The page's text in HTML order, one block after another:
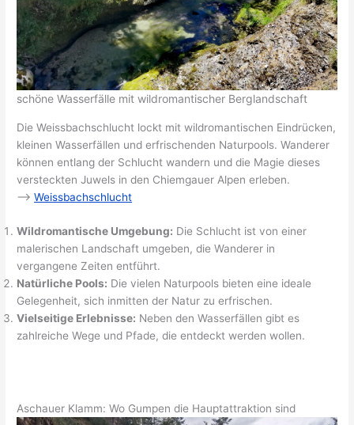
schöne Wasserfälle mit wildromantischer Berglandschaft
Die Weissbachschlucht lockt mit wildromantischen Eindrücken,
kleinen Wasserfällen und erfrischenden Naturpools. Wanderer
können entlang der Schlucht wandern und die Magie dieses
versteckten Juwels in den Chiemgauer Alpen erleben.
–>Weissbachschlucht
Wildromantische Umgebung: Die Schlucht ist von einer
malerischen Landschaft umgeben, die Wanderer in
vergangene Zeiten entführt.
Natürliche Pools: Die vielen Naturpools bieten eine ideale
Gelegenheit, sich inmitten der Natur zu erfrischen.
Vielseitige Erlebnisse: Neben den Wasserfällen gibt es
zahlreiche Wege und Pfade, die entdeckt werden wollen.
Aschauer Klamm: Wo Gumpen die Hauptattraktion sind